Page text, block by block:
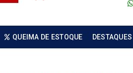
QUEIMA DE ESTOQUE DESTAQUES